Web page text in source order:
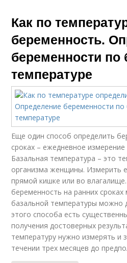
Как по
беременность.
беременности по
температуре
Еще один способ определить
сроках – ежедневное
Базальная температура – это
организма женщины. Измерить
прямой кишке или во
беременность на ранних
базальной температуры можно
этого способа есть
получения достоверных
температуру нужно измерять и
течении трех месяцев до